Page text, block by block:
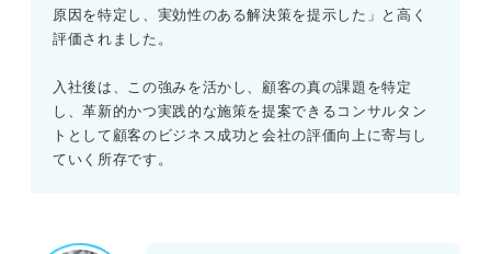
原因を特定し、実効性のある解決策を提示した」と高く
評価されました。
入社後は、この強みを活かし、顧客の真の課題を特定
し、革新的かつ実践的な施策を提案できるコンサルタン
トとして顧客のビジネス成功と会社の評価向上に寄与し
ていく所存です。